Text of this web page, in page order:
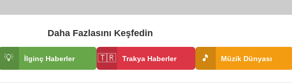
Daha Fazlasını Keşfedin
💡 İlginç Haberler 🇹🇷 Trakya Haberler 🎵 Müzik Dünyası